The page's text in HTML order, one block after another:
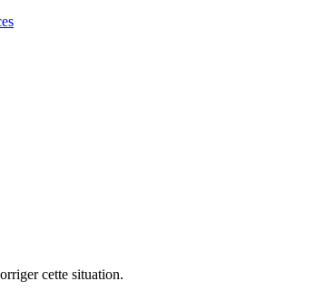
cette situation.